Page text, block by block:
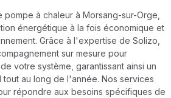
pompe à chaleur à Morsang-sur-Orge,
énergétique à la fois économique et
Grâce à l'expertise de Solizo,
sur mesure pour
votre système, garantissant ainsi un
au long de l'année. Nos services
répondre aux besoins spécifiques de